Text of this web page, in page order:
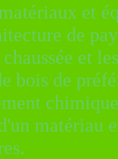
et
de
et
bois de
matériau